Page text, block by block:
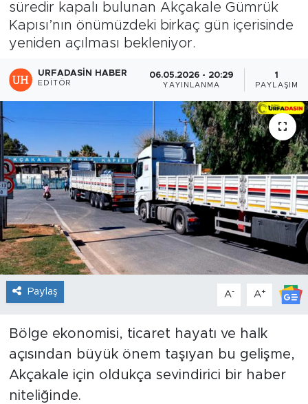
süredir kapalı bulunan Akçakale Gümrük
Kapısı’nın önümüzdeki birkaç gün içerisinde
yeniden açılması bekleniyor.
URFADASIN HABER
EDITÖR
06.05.2026 - 20:29
YAYINLANMA
1
PAYLAŞIM
Paylaş A- A+
Bölge ekonomisi, ticaret hayatı ve halk
açısından büyük önem taşıyan bu gelişme,
Akçakale için oldukça sevindirici bir haber
niteliğinde.
OTOMOBİL
Haber Arşivi